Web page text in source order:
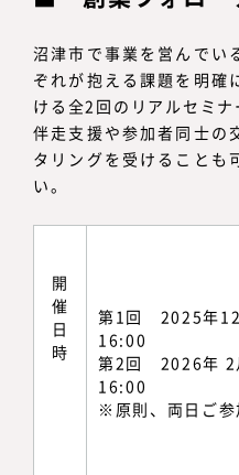
沼津市で事業を営んでい
ぞれが抱える課題を明確
ける全2回のリアルセミ
伴走支援や参加者同士の
タリングを受けることも
い。
開
催
日
時
第1回 2025年
16:00
第2回 2026年 2
16:00
※原則、両日ご参